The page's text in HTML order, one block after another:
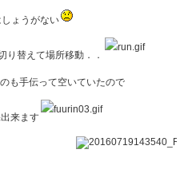
ょうがない
り替えて場所移動．．
も手伝って空いていたので
来ます